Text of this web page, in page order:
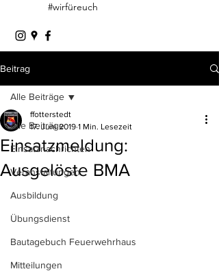
#wirfüreuch
Beitrag
Alle Beiträge
Einsatznachrichten
Veranstaltungen
Ausbildung
Übungsdienst
Bautagebuch Feuerwehrhaus
Mitteilungen
Alle Beiträge
Einsatzmeldung:
Ausgelöste BMA
ffotterstedt
17. Juni 2019 1 Min. Lesezeit